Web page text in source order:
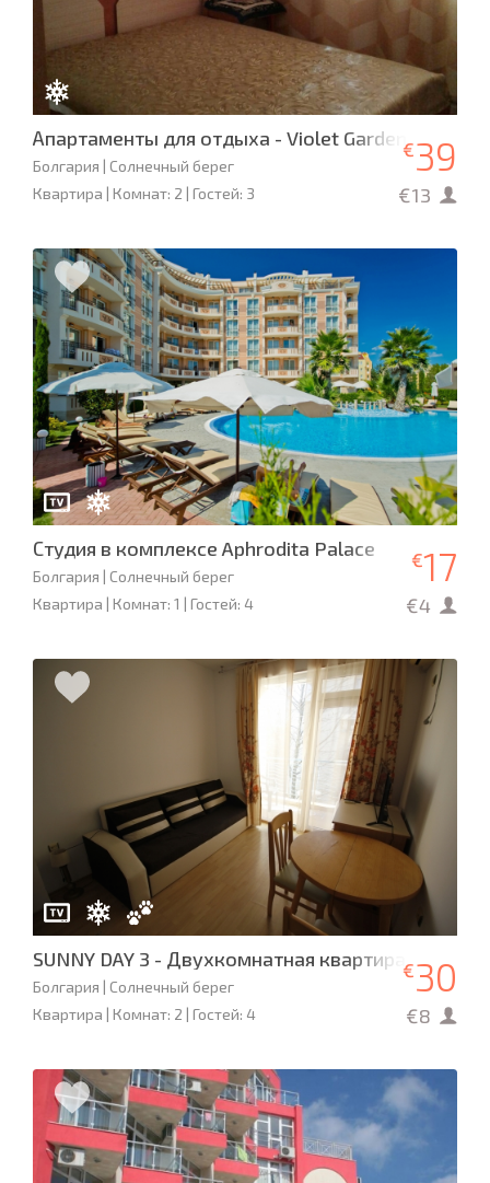
Апартаменты для отдыха - Violet Garden
Болгария | Солнечный берег
Квартира | Комнат: 2 | Гостей: 3
€39
€13
Студия в комплексе Aphrodita Palace
Болгария | Солнечный берег
Квартира | Комнат: 1 | Гостей: 4
€17
€4
SUNNY DAY 3 - Двухкомнатная квартира
Болгария | Солнечный берег
Квартира | Комнат: 2 | Гостей: 4
€30
€8